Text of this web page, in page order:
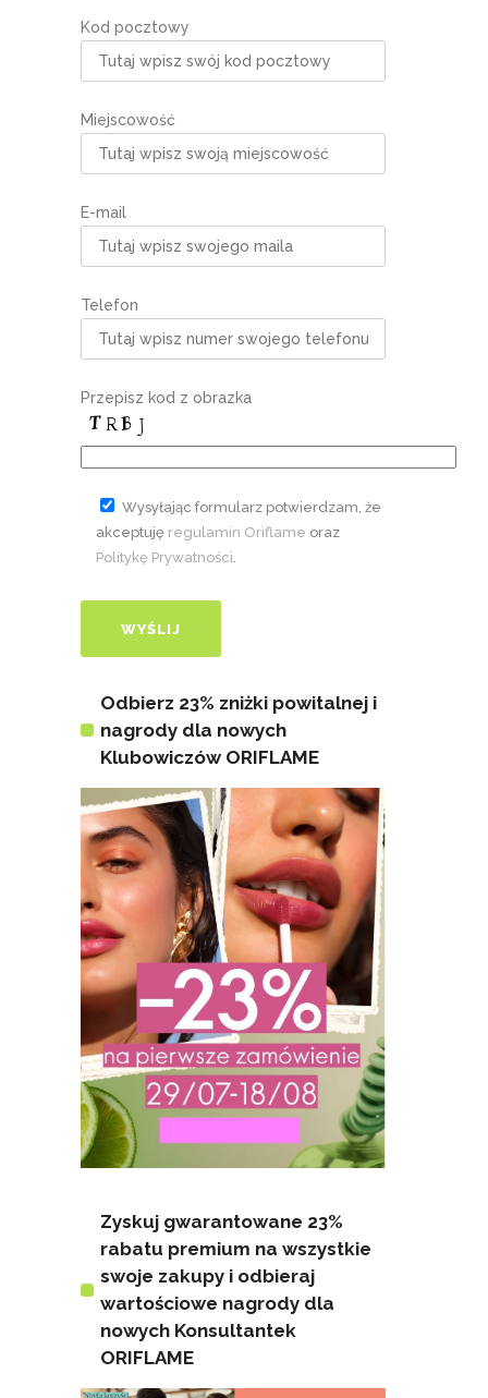
Kod pocztowy
Miejscowość
E-mail
Telefon
Przepisz kod z obrazka
Wysyłając formularz potwierdzam, że
akceptuję regulamin Oriflame oraz
Politykę Prywatności
Odbierz 23% zniżki powitalnej i
nagrody dla nowych
Klubowiczów ORIFLAME
Zyskuj gwarantowane 23%
rabatu premium na wszystkie
swoje zakupy i odbieraj
wartościowe nagrody dla
nowych Konsultantek
ORIFLAME